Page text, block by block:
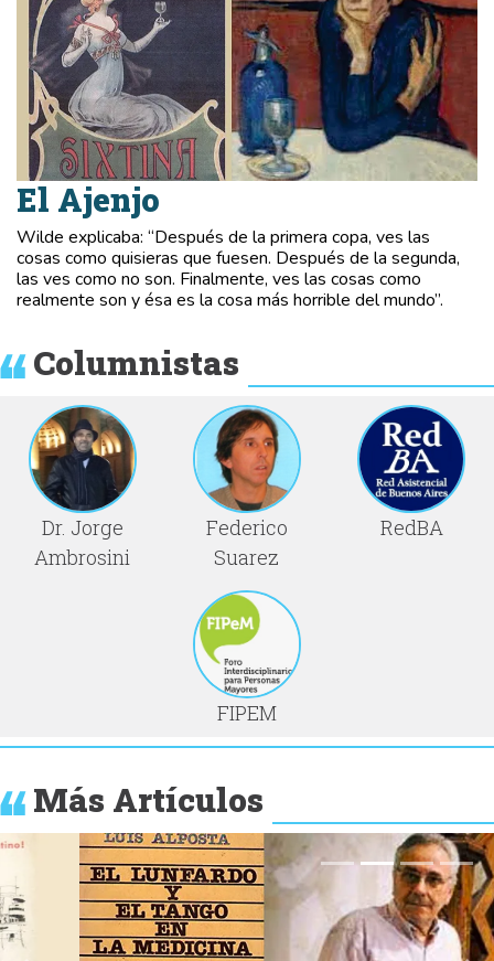
El Ajenjo
Wilde explicaba: “Después de la primera copa, ves las
cosas como quisieras que fuesen. Después de la segunda,
las ves como no son. Finalmente, ves las cosas como
realmente son y ésa es la cosa más horrible del mundo”.
Columnistas
Dr. Jorge
Ambrosini
Federico
Suarez
RedBA
FIPEM
Más Artículos